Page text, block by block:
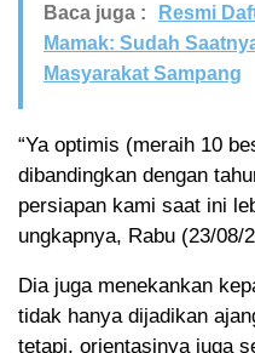
Baca juga :
Resmi
Mamak: Sudah
Masyarakat Sampang
“Ya optimis (meraih 10
dibandingkan dengan
persiapan kami saat ini
ungkapnya, Rabu (23/08/
Dia juga menekankan
tidak hanya dijadikan
tetapi, orientasinya juga